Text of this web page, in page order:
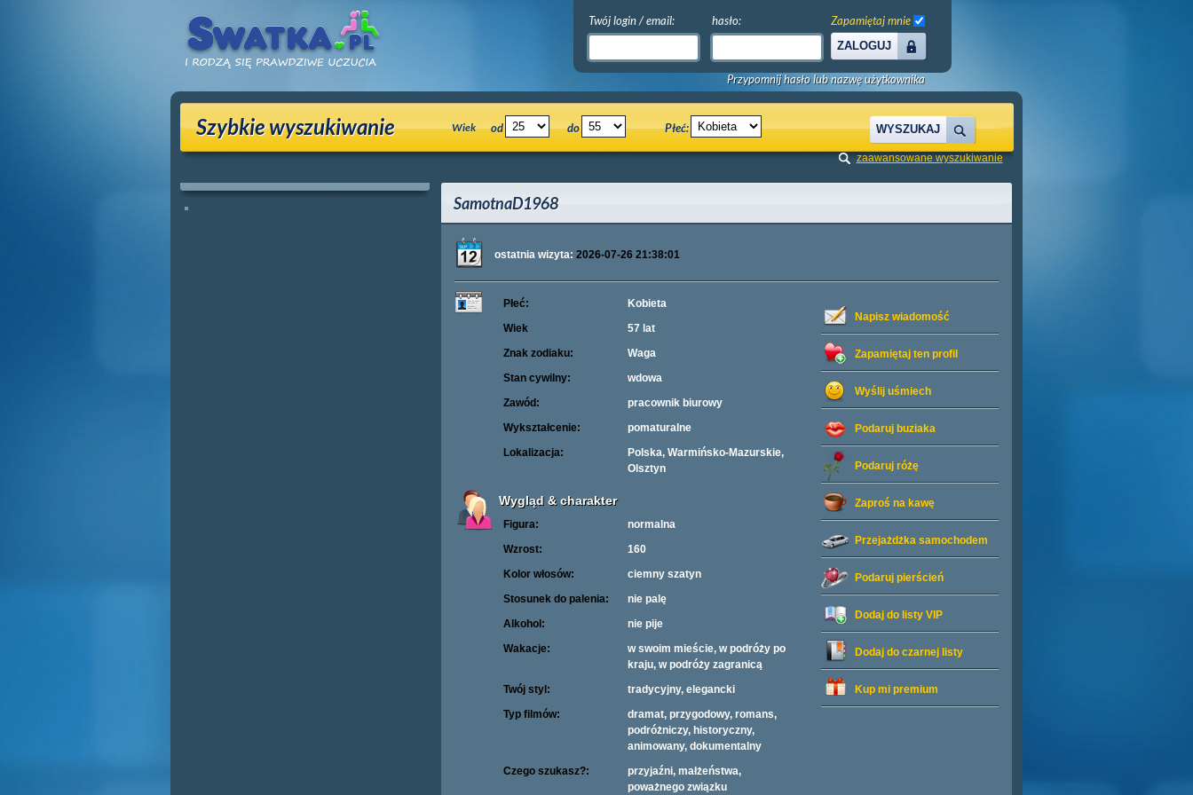
Twój login / email: hasło:
ZALOGUJ
Zapamiętaj mnie
Przypomnij hasło lub nazwę użytkownika
Szybkie wyszukiwanie Wiek od do Płeć: WYSZUKAJ
zaawansowane wyszukiwanie
SamotnaD1968
ostatnia wizyta: 2026-07-26 21:38:01
Napisz wiadomość
Zapamiętaj ten profil
Wyślij uśmiech
Podaruj buziaka
Podaruj różę
Zaproś na kawę
Przejażdżka samochodem
Podaruj pierścień
Dodaj do listy VIP
Dodaj do czarnej listy
Kup mi premium
Płeć:
Kobieta
Wiek
57 lat
Znak zodiaku:
Waga
Stan cywilny:
wdowa
Zawód:
pracownik biurowy
Wykształcenie:
pomaturalne
Lokalizacja:
Polska, Warmińsko-Mazurskie,
Olsztyn
Wygląd & charakter
Figura:
normalna
Wzrost:
160
Kolor włosów:
ciemny szatyn
Stosunek do palenia:
nie palę
Alkohol:
nie pije
Wakacje:
w swoim mieście, w podróży po
kraju, w podróży zagranicą
Twój styl:
tradycyjny, elegancki
Typ filmów:
dramat, przygodowy, romans,
podróżniczy, historyczny,
animowany, dokumentalny
Czego szukasz?:
przyjaźni, małżeństwa,
poważnego związku